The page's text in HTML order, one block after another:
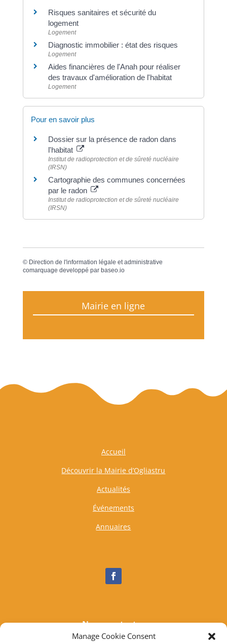
Manage Cookie Consent
Risques sanitaires et sécurité du
logement
Logement
Diagnostic immobilier : état des risques
Logement
Aides financières de l'Anah pour réaliser
des travaux d'amélioration de l'habitat
Logement
Pour en savoir plus
Dossier sur la présence de radon dans
l'habitat
Institut de radioprotection et de sûreté nucléaire
(IRSN)
Cartographie des communes concernées
par le radon
Institut de radioprotection et de sûreté nucléaire
(IRSN)
© Direction de l'information légale et administrative
comarquage developpé par baseo.io
Mairie en ligne
Accueil
Découvrir la Mairie d’Ogliastru
Actualités
Événements
Annuaires
Nous contacter